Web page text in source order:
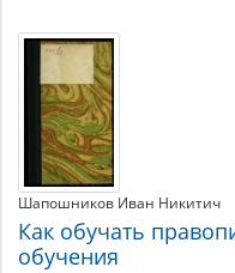
Шапошников Иван Никитич
Как обучать
обучения